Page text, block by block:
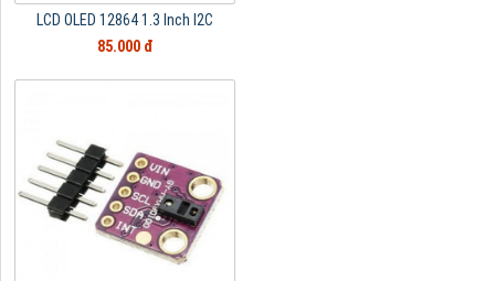
LCD OLED 12864 1.3 Inch I2C
85.000 đ